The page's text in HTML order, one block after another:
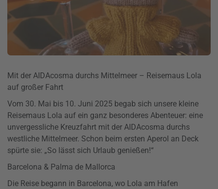
Mit der AIDAcosma durchs Mittelmeer – Reisemaus Lola
auf großer Fahrt
Vom 30. Mai bis 10. Juni 2025 begab sich unsere kleine
Reisemaus Lola auf ein ganz besonderes Abenteuer: eine
unvergessliche Kreuzfahrt mit der AIDAcosma durchs
westliche Mittelmeer. Schon beim ersten Aperol an Deck
spürte sie: „So lässt sich Urlaub genießen!“
Barcelona & Palma de Mallorca
Die Reise begann in Barcelona, wo Lola am Hafen